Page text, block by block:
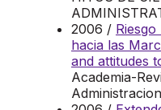
2006 /
hacia las
and attitudes
Academia-